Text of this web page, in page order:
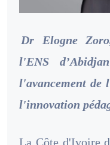
Dr Elogne
l'ENS
l'avancement de
l'innovation
La Côte d'Ivoire